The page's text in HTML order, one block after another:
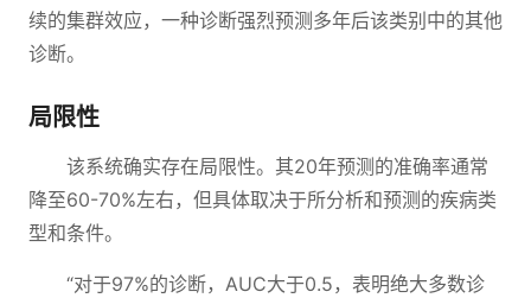
续的集群效应，一种诊断强烈预测多年后该类别中的其他
诊断。
局限性
该系统确实存在局限性。其20年预测的准确率通常
降至60-70%左右，但具体取决于所分析和预测的疾病类
型和条件。
“对于97%的诊断，AUC大于0.5，表明绝大多数诊